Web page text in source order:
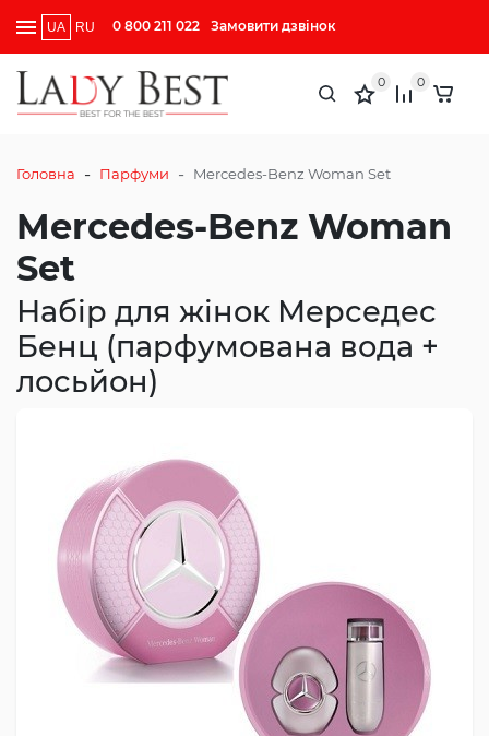
UA RU 0 800 211 022 Замовити дзвінок
0 0
Головна - Парфуми - Mercedes-Benz Woman Set
Mercedes-Benz Woman
Set
Набір для жінок Мерседес
Бенц (парфумована вода +
лосьйон)